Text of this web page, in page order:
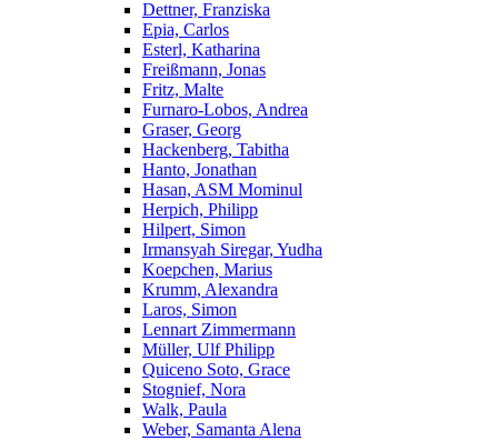
Dettner, Franziska
Epia, Carlos
Esterl, Katharina
Freißmann, Jonas
Fritz, Malte
Furnaro-Lobos, Andrea
Graser, Georg
Hackenberg, Tabitha
Hanto, Jonathan
Hasan, ASM Mominul
Herpich, Philipp
Hilpert, Simon
Irmansyah Siregar, Yudha
Koepchen, Marius
Krumm, Alexandra
Laros, Simon
Lennart Zimmermann
Müller, Ulf Philipp
Quiceno Soto, Grace
Stognief, Nora
Walk, Paula
Weber, Samanta Alena